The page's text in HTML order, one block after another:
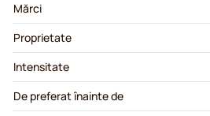
Mărci
Proprietate
Intensitate
De preferat înainte de